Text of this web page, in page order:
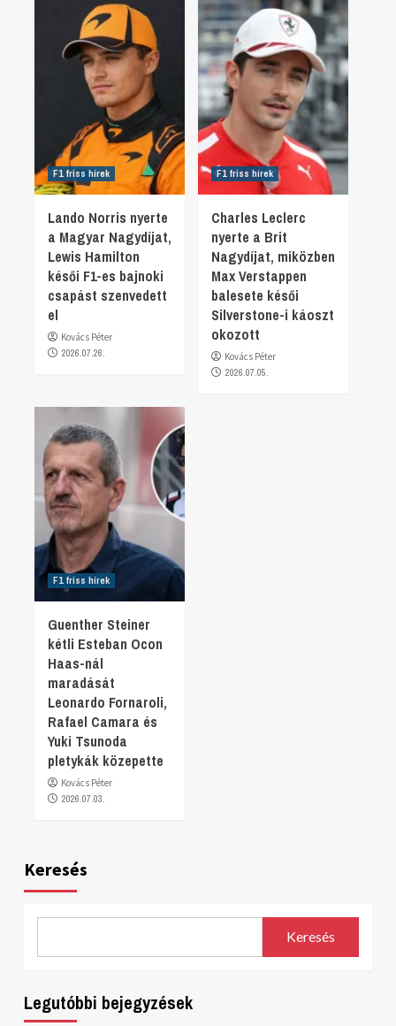
F1 friss hírek
Lando Norris nyerte
a Magyar Nagydíjat,
Lewis Hamilton
késői F1-es bajnoki
csapást szenvedett
el
Kovács Péter
2026.07.26.
F1 friss hírek
Charles Leclerc
nyerte a Brit
Nagydíjat, miközben
Max Verstappen
balesete késői
Silverstone-i káoszt
okozott
Kovács Péter
2026.07.05.
F1 friss hírek
Guenther Steiner
kétli Esteban Ocon
Haas-nál
maradását
Leonardo Fornaroli,
Rafael Camara és
Yuki Tsunoda
pletykák közepette
Kovács Péter
2026.07.03.
Keresés
Keresés
Legutóbbi bejegyzések